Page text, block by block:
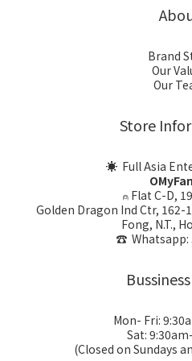
Brand
Our
Our
Store
☀ Full Asia
⍝ Flat C-D,
Golden Dragon Ind Ctr, 162-
Fong, N.T.,
☎ Whatsapp:
Mon- Fri:
Sat:
(Closed on Sundays